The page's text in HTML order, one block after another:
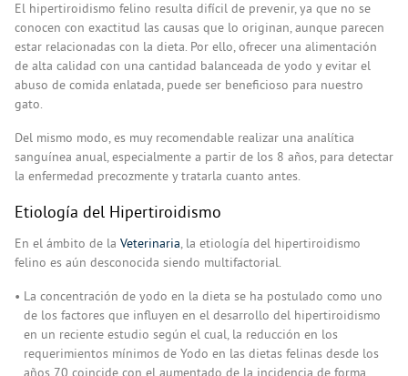
El hipertiroidismo felino resulta difícil de prevenir, ya que no se
conocen con exactitud las causas que lo originan, aunque parecen
estar relacionadas con la dieta. Por ello, ofrecer una alimentación
de alta calidad con una cantidad balanceada de yodo y evitar el
abuso de comida enlatada, puede ser beneficioso para nuestro
gato.
Del mismo modo, es muy recomendable realizar una analítica
sanguínea anual, especialmente a partir de los 8 años, para detectar
la enfermedad precozmente y tratarla cuanto antes.
Etiología del Hipertiroidismo
En el ámbito de la Veterinaria, la etiología del hipertiroidismo
felino es aún desconocida siendo multifactorial.
La concentración de yodo en la dieta se ha postulado como uno
de los factores que influyen en el desarrollo del hipertiroidismo
en un reciente estudio según el cual, la reducción en los
requerimientos mínimos de Yodo en las dietas felinas desde los
años 70 coincide con el aumentado de la incidencia de forma